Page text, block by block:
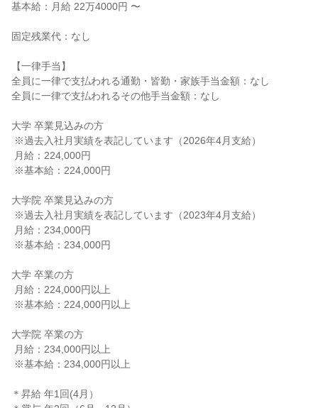
基本給：月給 22万4000円 〜
固定残業代：なし
【一律手当】
全員に一律で支払われる通勤・皆勤・家族手当金額：なし
全員に一律で支払われるその他手当金額：なし
大学 卒業見込みの方
大学院 卒業見込みの方
大学 卒業の方
大学院 卒業の方
＊昇給 年1回(4月）